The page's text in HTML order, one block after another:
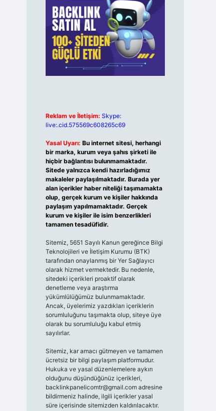
Reklam ve İletişim: Skype:
live:.cid.575569c608265c69
Yasal Uyarı: Bu internet sitesi, herhangi
bir marka, kurum veya şahıs şirketi ile
hiçbir bağlantısı bulunmamaktadır.
Sitede yalnızca kendi hazırladığımız
makaleler paylaşılmaktadır. Burada yer
alan içerikler haber niteliği taşımamakta
olup, gerçek kurum ve kişiler hakkında
paylaşım yapılmamaktadır. Gerçek
kurum ve kişiler ile isim benzerlikleri
tamamen tesadüfidir.
Sitemiz, 5651 Sayılı Kanun gereğince Bilgi
Teknolojileri ve İletişim Kurumu (BTK)
tarafından onaylanmış bir Yer Sağlayıcı
olarak hizmet vermektedir. Bu nedenle,
sitedeki içerikleri proaktif olarak
denetleme veya araştırma
yükümlülüğümüz bulunmamaktadır.
Ancak, üyelerimiz yazdıkları içeriklerin
sorumluluğunu taşımakta olup, siteye üye
olarak bu sorumluluğu kabul etmiş
sayılırlar.
Sitemiz, kar amacı gütmeyen ve tamamen
ücretsiz bir bilgi paylaşım platformudur.
Hukuka ve yasal düzenlemelere aykırı
olduğunu düşündüğünüz içerikleri,
backlinkpanelicomtr@gmail.comadresine
bildirmeniz halinde, ilgili içerikler yasal
süre içerisinde sitemizden kaldırılacaktır.